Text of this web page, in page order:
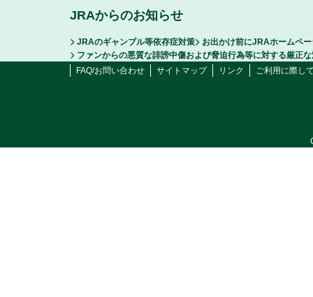
JRAからのお知らせ
JRAのギャンブル等依存症対策
お出かけ前にJRAホームペ
ファンからの悪質な誹謗中傷および脅迫行為等に対する厳正
FAQ/お問い合わせ
サイトマップ リンク ご利用に際し